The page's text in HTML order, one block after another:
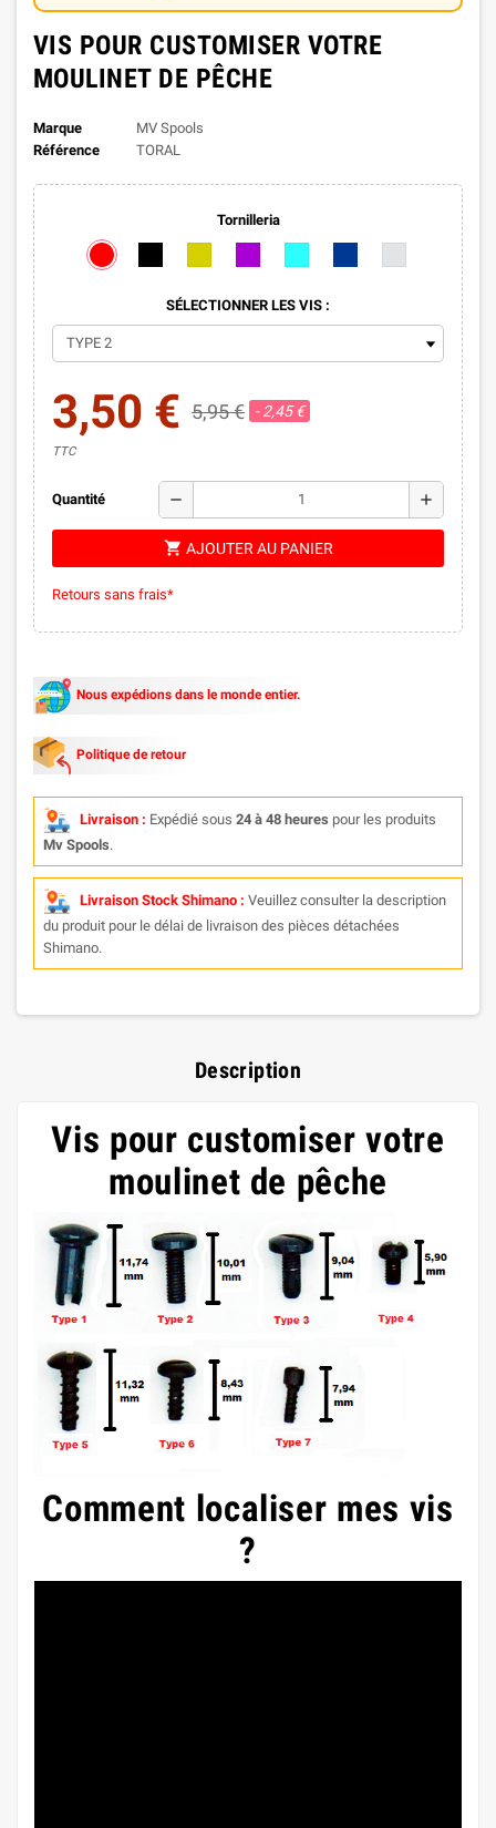
VIS POUR CUSTOMISER VOTRE
MOULINET DE PÊCHE
Marque
MV Spools
Référence
TORAL
Tornilleria
SÉLECTIONNER LES VIS :
3,50 € 5,95 € - 2,45 €
TTC
Quantité remove add
shopping_cart AJOUTER AU PANIER
Retours sans frais*
Nous expédions dans le monde entier.
Politique de retour
Livraison : Expédié sous 24 à 48 heures pour les produits
Mv Spools.
Livraison Stock Shimano : Veuillez consulter la description
du produit pour le délai de livraison des pièces détachées
Shimano.
Description
Vis pour customiser votre
moulinet de pêche
Comment localiser mes vis
?